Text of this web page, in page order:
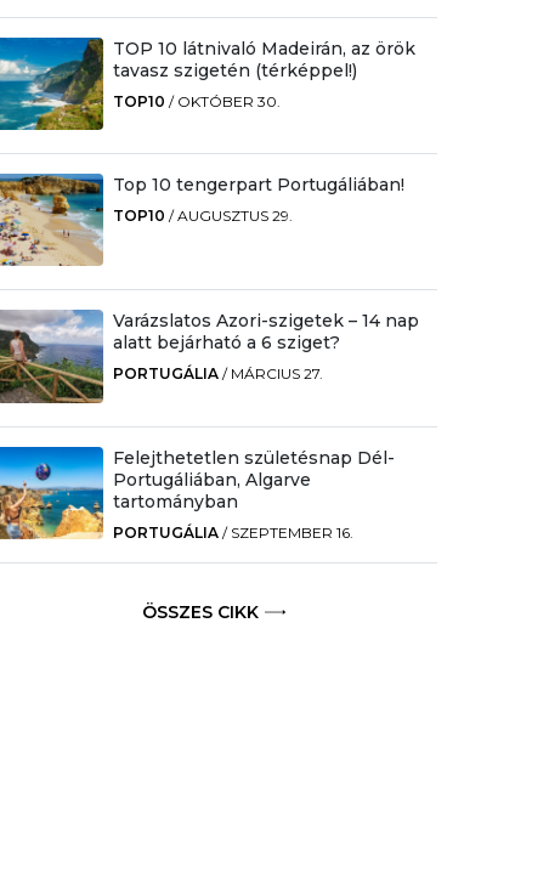
TOP 10 látnivaló Madeirán, az örök
tavasz szigetén (térképpel!)
TOP10 / OKTÓBER 30.
Top 10 tengerpart Portugáliában!
TOP10 /AUGUSZTUS 29.
Varázslatos Azori-szigetek – 14 nap
alatt bejárható a 6 sziget?
PORTUGÁLIA / MÁRCIUS 27.
Felejthetetlen születésnap Dél-
Portugáliában, Algarve
tartományban
PORTUGÁLIA / SZEPTEMBER 16.
ÖSSZES CIKK